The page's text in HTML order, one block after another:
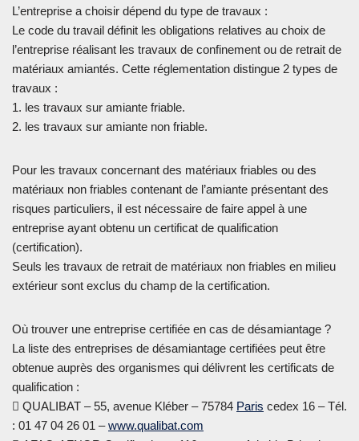
L’entreprise a choisir dépend du type de travaux :
Le code du travail définit les obligations relatives au choix de
l’entreprise réalisant les travaux de confinement ou de retrait de
matériaux amiantés. Cette réglementation distingue 2 types de
travaux :
1. les travaux sur amiante friable.
2. les travaux sur amiante non friable.
Pour les travaux concernant des matériaux friables ou des
matériaux non friables contenant de l’amiante présentant des
risques particuliers, il est nécessaire de faire appel à une
entreprise ayant obtenu un certificat de qualification
(certification).
Seuls les travaux de retrait de matériaux non friables en milieu
extérieur sont exclus du champ de la certification.
Où trouver une entreprise certifiée en cas de désamiantage ?
La liste des entreprises de désamiantage certifiées peut être
obtenue auprès des organismes qui délivrent les certificats de
qualification :
 QUALIBAT – 55, avenue Kléber – 75784 Paris cedex 16 – Tél.
: 01 47 04 26 01 –www.qualibat.com